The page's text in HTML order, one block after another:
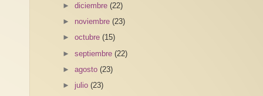
►diciembre(22)
► noviembre(23)
►octubre(15)
►septiembre(22)
►agosto(23)
► julio(23)